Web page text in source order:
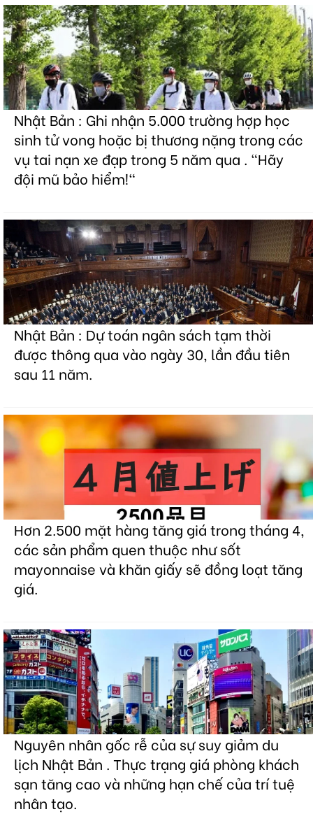
Nhật Bản : Ghi nhận 5.000 trường hợp học
sinh tử vong hoặc bị thương nặng trong các
vụ tai nạn xe đạp trong 5 năm qua . "Hãy
đội mũ bảo hiểm!"
Nhật Bản : Dự toán ngân sách tạm thời
được thông qua vào ngày 30, lần đầu tiên
sau 11 năm.
Hơn 2.500 mặt hàng tăng giá trong tháng 4,
các sản phẩm quen thuộc như sốt
mayonnaise và khăn giấy sẽ đồng loạt tăng
giá.
Nguyên nhân gốc rễ của sự suy giảm du
lịch Nhật Bản . Thực trạng giá phòng khách
sạn tăng cao và những hạn chế của trí tuệ
nhân tạo.